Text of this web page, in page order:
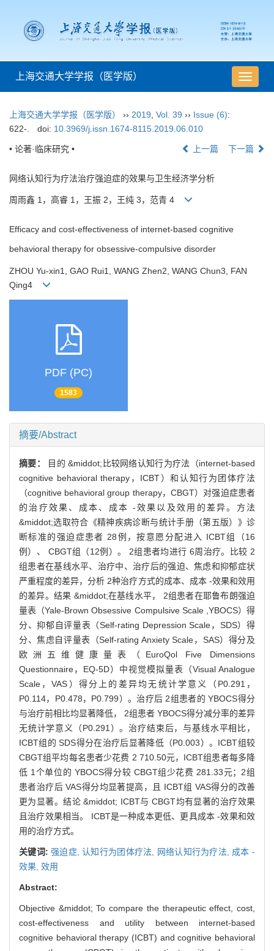
导
航
上海交通大学学报（医学版）
上海交通大学学报（医学版） ›› 2019 Vol. 39 ›› Issue (6):
622-.
doi: 10.3969/j.issn.1674-8115.2019.06.010
• 论著·临床研究 • 上一篇 下一篇
网络认知行为疗法治疗强迫症的效果与卫生经济学分析
周雨鑫 1，高睿 1，王振 2，王纯 3，范青 4
Efficacy and cost-effectiveness of internet-based cognitive
behavioral therapy for obsessive-compulsive disorder
ZHOU Yu-xin1, GAO Rui1, WANG Zhen2, WANG Chun3, FAN
Qing4
PDF (PC)
1583
摘要/Abstract
摘要：
目的 &middot;比较网络认知行为疗法（internet-based
cognitive behavioral therapy，ICBT）和认知行为团体疗法
（cognitive behavioral group therapy，CBGT）对强迫症患者
的治疗效果、成本、成本 -效果以及效用的差异。方法
&middot;选取符合《精神疾病诊断与统计手册（第五版）》诊
断标准的强迫症患者 28例，按意愿分配进入 ICBT组（16
例）、 CBGT组（12例）。 2组患者均进行 6周治疗。比较 2
组患者在基线水平、治疗中、治疗后的强迫、焦虑和抑郁症状
严重程度的差异，分析 2种治疗方式的成本、成本 -效果和效用
的差异。结果 &middot;在基线水平， 2组患者在耶鲁布朗强迫
量表（Yale-Brown Obsessive Compulsive Scale ,YBOCS）得
分、抑郁自评量表（Self-rating Depression Scale，SDS）得
分、焦虑自评量表（Self-rating Anxiety Scale，SAS）得分及
欧洲五维健康量表（EuroQol Five Dimensions
Questionnaire，EQ-5D）中视觉模拟量表（Visual Analogue
Scale，VAS）得分上的差异均无统计学意义（P0.291，
P0.114，P0.478，P0.799）。治疗后 2组患者的 YBOCS得分
与治疗前相比均显著降低， 2组患者 YBOCS得分减分率的差异
无统计学意义（P0.291）。治疗结束后，与基线水平相比，
ICBT组的 SDS得分在治疗后显著降低（P0.003）。ICBT组较
CBGT组平均每名患者少花费 2 710.50元，ICBT组患者每多降
低 1个单位的 YBOCS得分较 CBGT组少花费 281.33元；2组
患者治疗后 VAS得分均显著提高，且 ICBT组 VAS得分的改善
更为显著。结论 &middot; ICBT与 CBGT均有显著的治疗效果
且治疗效果相当。 ICBT是一种成本更低、更具成本 -效果和效
用的治疗方式。
关键词:强迫症,认知行为团体疗法, 网络认知行为疗法, 成本 -
效果, 效用
Abstract:
Objective &middot; To compare the therapeutic effect, cost,
cost-effectiveness and utility between internet-based
cognitive behavioral therapy (ICBT) and cognitive behavioral